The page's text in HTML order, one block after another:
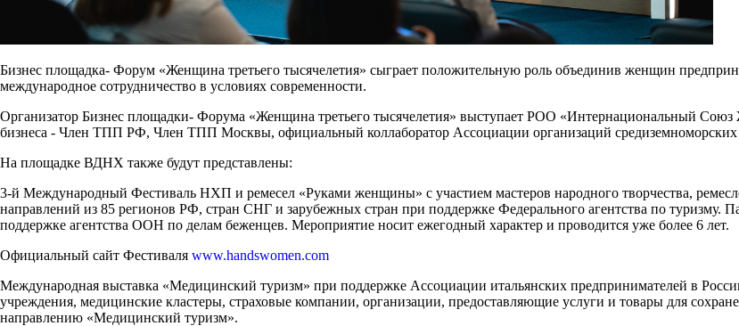
Бизнес площадка- Форум «Женщина третьего тысячелетия» сыграет положительную роль объединив женщин
международное сотрудничество в условиях современности.
Организатор Бизнес площадки- Форума «Женщина третьего тысячелетия» выступает РОО «Интернациональный
бизнеса - Член ТПП РФ, Член ТПП Москвы, официальный коллаборатор Ассоциации организаций
На площадке ВДНХ также будут представлены:
3-й Международный Фестиваль НХП и ремесел «Руками женщины» с участием мастеров народного творчества,
направлений из 85 регионов РФ, стран СНГ и зарубежных стран при поддержке Федерального агентства по
поддержке агентства ООН по делам беженцев. Мероприятие носит ежегодный характер и проводится уже более 6 лет.
Официальный сайт Фестиваля www.handswomen.com
Международная выставка «Медицинский туризм» при поддержке Ассоциации итальянских предпринимателей в
учреждения, медицинские кластеры, страховые компании, организации, предоставляющие услуги и товары для
направлению «Медицинский туризм».